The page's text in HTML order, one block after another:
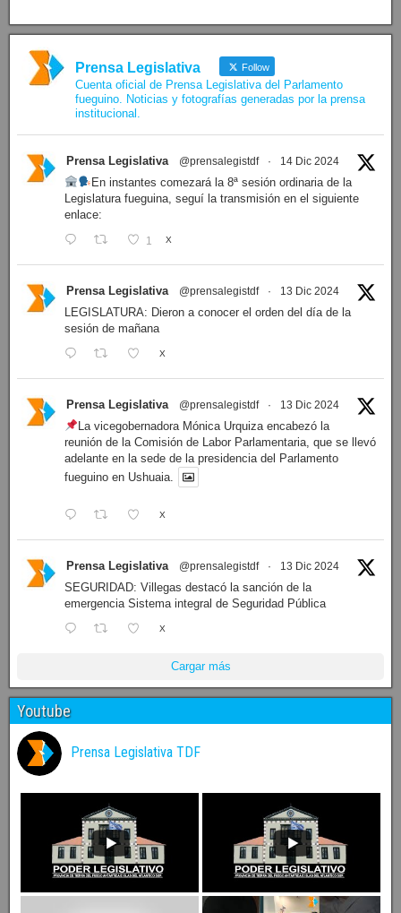
Prensa Legislativa Follow
Cuenta oficial de Prensa Legislativa del Parlamento
fueguino. Noticias y fotografías generadas por la prensa
institucional.
Prensa Legislativa @prensalegistdf · 14 Dic 2024
En instantes comezará la 8ª sesión ordinaria de la
Legislatura fueguina, seguí la transmisión en el siguiente
enlace:
1 X
Prensa Legislativa @prensalegistdf · 13 Dic 2024
LEGISLATURA: Dieron a conocer el orden del día de la
sesión de mañana
X
Prensa Legislativa @prensalegistdf · 13 Dic 2024
La vicegobernadora Mónica Urquiza encabezó la
reunión de la Comisión de Labor Parlamentaria, que se llevó
adelante en la sede de la presidencia del Parlamento
fueguino en Ushuaia.
X
Prensa Legislativa @prensalegistdf · 13 Dic 2024
SEGURIDAD: Villegas destacó la sanción de la
emergencia Sistema integral de Seguridad Pública
X
Cargar más
Youtube
Prensa Legislativa TDF